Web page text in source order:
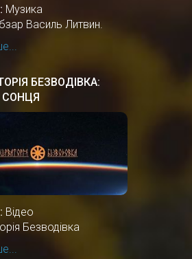
Музика
Василь Литвин.
БЕЗВОДІВКА:
Відео
Безводівка